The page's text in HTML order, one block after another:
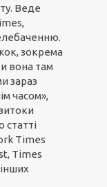
Веде
зокрема
вона там
зараз
часом»,
статті
Times
Times